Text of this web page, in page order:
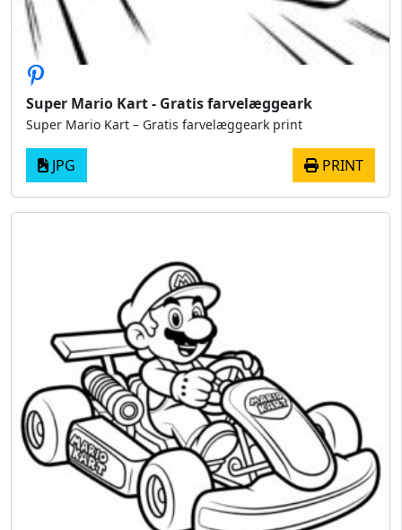
Super Mario Kart - Gratis farvelæggeark
Super Mario Kart – Gratis farvelæggeark print
JPG PRINT